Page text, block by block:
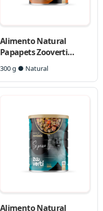
Alimento Natural
Papapets Zooverti
Sensive para Cães
300 g ● Natural
Alimento Natural